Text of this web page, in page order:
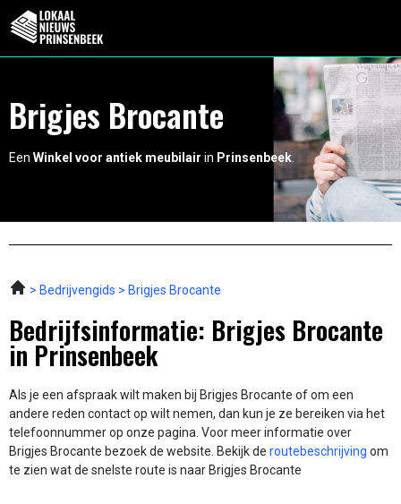
Brigjes Brocante
Een Winkel voor antiek meubilair in Prinsenbeek
Bedrijvengids Brigjes Brocante
Bedrijfsinformatie: Brigjes Brocante
in Prinsenbeek
Als je een afspraak wilt maken bij Brigjes Brocante of om een
andere reden contact op wilt nemen, dan kun je ze bereiken via het
telefoonnummer op onze pagina. Voor meer informatie over
Brigjes Brocante bezoek de website. Bekijk de routebeschrijving om
te zien wat de snelste route is naar Brigjes Brocante